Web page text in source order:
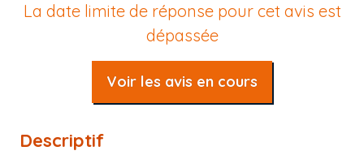
La date limite de réponse pour cet avis est
dépassée
Voir les avis en cours
Descriptif